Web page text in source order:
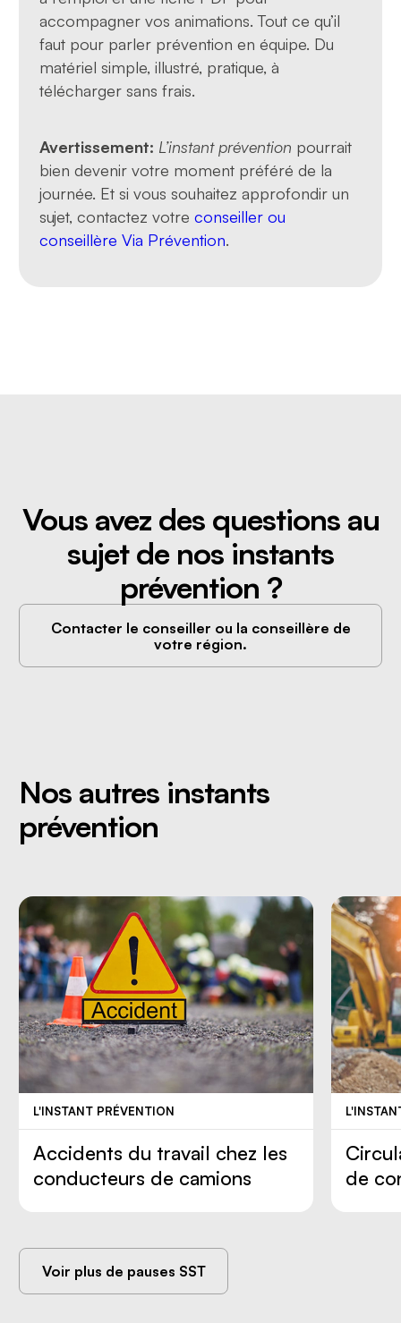
accompagner vos animations. Tout ce qu’il
faut pour parler prévention en équipe. Du
matériel simple, illustré, pratique, à
télécharger sans frais.
Avertissement: L’instant prévention pourrait
bien devenir votre moment préféré de la
journée. Et si vous souhaitez approfondir un
sujet, contactez votreconseiller ou
conseillère Via Prévention.
Vous avez des questions au
sujet de nos instants
prévention ?
Contacter le conseiller ou la conseillère de
votre région.
Nos autres instants
prévention
L'INSTANT PRÉVENTION
Accidents du travail chez les
conducteurs de camions
de
Voir plus de pauses SST